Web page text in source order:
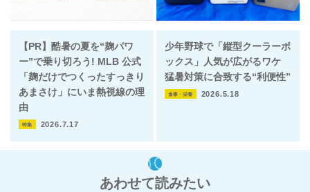
【PR】酷暑の夏を“麹パワ
ー”で乗り切ろう! MLB 公式
「麹だけでつくったすっきり
あまさけ」にいま熱視線の理
由
特集 2026.7.17
少年野球で「縦型クーラーボ
ックス」人気が広がるワケ
猛暑対策に合致する“利便性”
食事・栄養 2026.5.18
あわせて読みたい